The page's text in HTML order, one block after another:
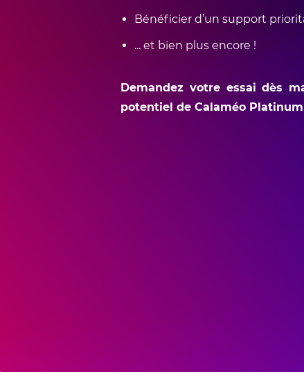
Bénéficier d’un support
... et bien plus encore !
Demandez votre essai dès
potentiel de Calaméo